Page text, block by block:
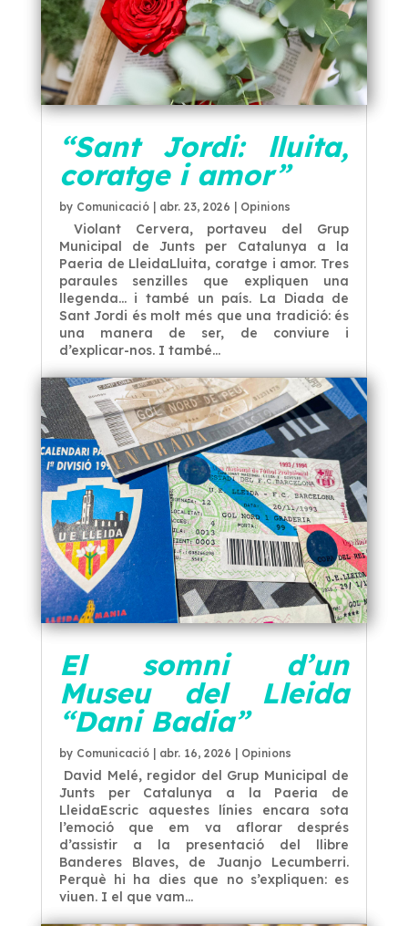
“Sant Jordi: lluita,
coratge i amor”
by Comunicació| abr. 23, 2026 Opinions
Violant Cervera, portaveu del Grup
Municipal de Junts per Catalunya a la
Paeria de LleidaLluita, coratge i amor. Tres
paraules senzilles que expliquen una
llegenda… i també un país. La Diada de
Sant Jordi és molt més que una tradició: és
una manera de ser, de conviure i
d’explicar-nos. I també...
El somni d’un
Museu del Lleida
“Dani Badia”
by Comunicació| abr. 16, 2026 Opinions
David Melé, regidor del Grup Municipal de
Junts per Catalunya a la Paeria de
LleidaEscric aquestes línies encara sota
l’emoció que em va aflorar després
d’assistir a la presentació del llibre
Banderes Blaves, de Juanjo Lecumberri.
Perquè hi ha dies que no s’expliquen: es
viuen. I el que vam...